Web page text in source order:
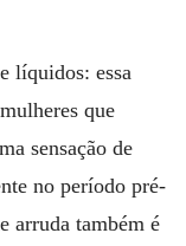
líquidos: essa
que
sensação de
no período pré-
arruda também é